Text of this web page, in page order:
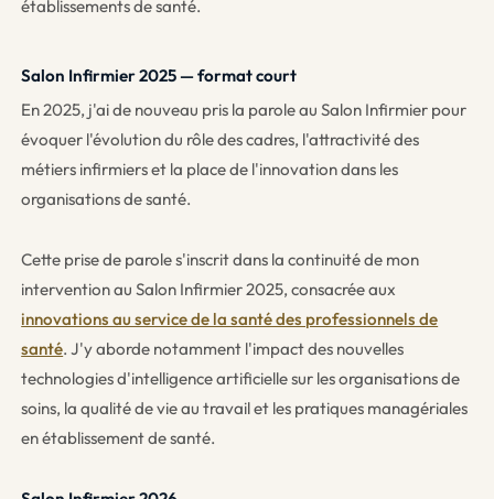
établissements de santé.
Salon Infirmier 2025 — format court
En 2025, j'ai de nouveau pris la parole au Salon Infirmier pour
évoquer l'évolution du rôle des cadres, l'attractivité des
métiers infirmiers et la place de l'innovation dans les
organisations de santé.
Cette prise de parole s'inscrit dans la continuité de mon
intervention au Salon Infirmier 2025, consacrée aux
innovations au service de la santé des professionnels de
santé. J'y aborde notamment l'impact des nouvelles
technologies d'intelligence artificielle sur les organisations de
soins, la qualité de vie au travail et les pratiques managériales
en établissement de santé.